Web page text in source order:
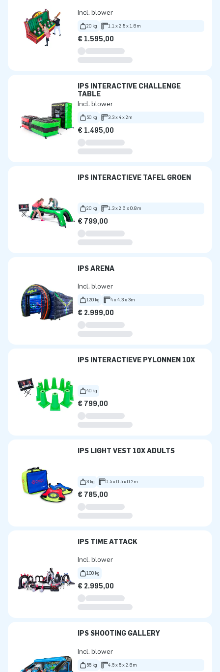
Incl. blower
20 kg 1.1 x 2.5 x 1.6m
€ 1.595,00
IPS INTERACTIVE CHALLENGE
TABLE
Incl. blower
50 kg 3.3 x 4 x 2m
€ 1.495,00
IPS INTERACTIEVE TAFEL GROEN
20 kg 1.3 x 2.6 x 0.8m
€ 799,00
IPS ARENA
Incl. blower
120 kg 4 x 4.3 x 3m
€ 2.999,00
IPS INTERACTIEVE PYLONNEN 10X
40 kg
€ 799,00
IPS LIGHT VEST 10X ADULTS
3 kg 0.5 x 0.5 x 0.2m
€ 785,00
IPS TIME ATTACK
Incl. blower
100 kg
€ 2.995,00
IPS SHOOTING GALLERY
Incl. blower
55 kg 4.5 x 5 x 2.6m